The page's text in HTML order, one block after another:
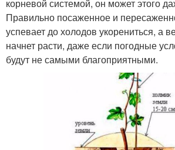
корневой системой, он может этого
Правильно посаженное и
успевает до холодов укорениться, а
начнет расти, даже если погодные
будут не самыми благоприятными.